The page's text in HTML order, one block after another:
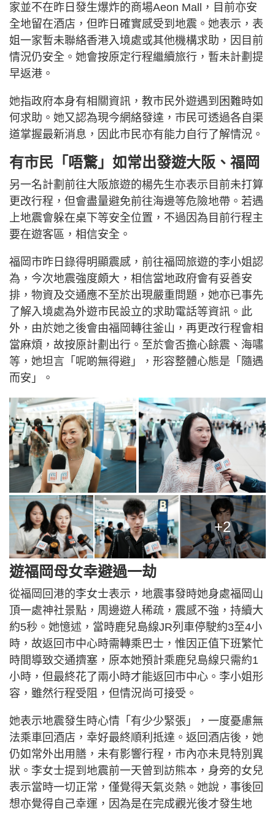
家並不在昨日發生爆炸的商場Aeon Mall，目前亦安
全地留在酒店，但昨日確實感受到地震。她表示，表
姐一家暫未聯絡香港入境處或其他機構求助，因目前
情況仍安全。她會按原定行程繼續旅行，暫未計劃提
早返港。
她指政府本身有相關資訊，教市民外遊遇到困難時如
何求助。她又認為現今網絡發達，市民可透過各自渠
道掌握最新消息，因此市民亦有能力自行了解情況。
有市民「唔驚」如常出發遊大阪、福岡
另一名計劃前往大阪旅遊的楊先生亦表示目前未打算
更改行程，但會盡量避免前往海邊等危險地帶。若遇
上地震會躲在桌下等安全位置，不過因為目前行程主
要在遊客區，相信安全。
福岡市昨日錄得明顯震感，前往福岡旅遊的李小姐認
為，今次地震強度頗大，相信當地政府會有妥善安
排，物資及交通應不至於出現嚴重問題，她亦已事先
了解入境處為外遊市民設立的求助電話等資訊。此
外，由於她之後會由福岡轉往釜山，再更改行程會相
當麻煩，故按原計劃出行。至於會否擔心餘震、海嘯
等，她坦言「呢啲無得避」，形容整體心態是「隨遇
而安」。
+2
遊福岡母女幸避過一劫
從福岡回港的李女士表示，地震事發時她身處福岡山
頂一處神社景點，周邊遊人稀疏，震感不強，持續大
約5秒。她憶述，當時鹿兒島線JR列車停駛約3至4小
時，故返回市中心時需轉乘巴士，惟因正值下班繁忙
時間導致交通擠塞，原本她預計乘鹿兒島線只需約1
小時，但最終花了兩小時才能返回市中心。李小姐形
容，雖然行程受阻，但情況尚可接受。
她表示地震發生時心情「有少少緊張」，一度憂慮無
法乘車回酒店，幸好最終順利抵達。返回酒店後，她
仍如常外出用膳，未有影響行程，市內亦未見特別異
狀。李女士提到地震前一天曾到訪熊本，身旁的女兒
表示當時一切正常，僅覺得天氣炎熱。她說，事後回
想亦覺得自己幸運，因為是在完成觀光後才發生地